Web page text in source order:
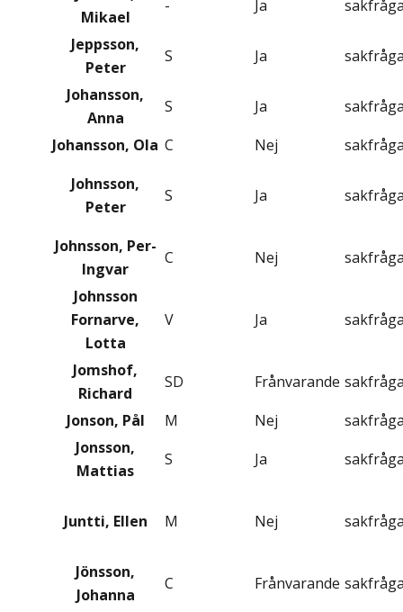
Mikael
- Ja
Jeppsson,
Peter
S Ja
Johansson,
Anna
S Ja
Johansson, Ola C Nej
Johnsson,
Peter
S Ja
Johnsson, Per-
Ingvar
C Nej
Johnsson
Fornarve,
Lotta
V Ja
Jomshof,
Richard
SD Frånvarande
Jonson, Pål
M Nej
Jonsson,
Mattias
S Ja
Juntti, Ellen M Nej
Jönsson,
Johanna
C Frånvarande